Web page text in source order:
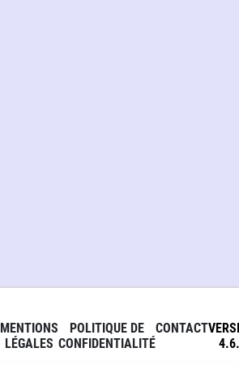
MENTIONS
LÉGALES
POLITIQUE DE
CONFIDENTIALITÉ
CONTACT